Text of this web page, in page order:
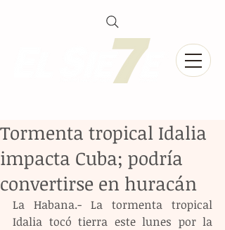
Tormenta tropical Idalia
impacta Cuba; podría
convertirse en huracán
La Habana.- La tormenta tropical
Idalia tocó tierra este lunes por la